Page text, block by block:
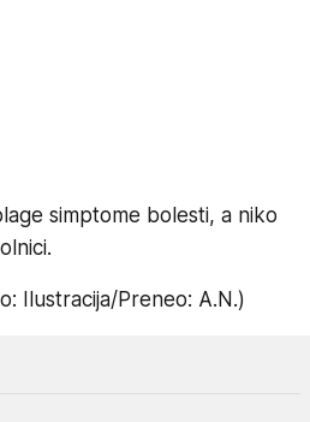
simptome bolesti, a niko
Ilustracija/Preneo: A.N.)